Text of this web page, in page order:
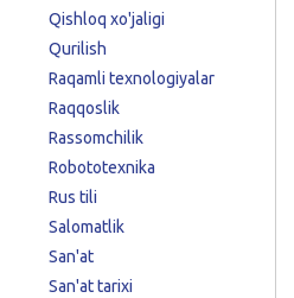
Qishloq xo'jaligi
Qurilish
Raqamli texnologiyalar
Raqqoslik
Rassomchilik
Robototexnika
Rus tili
Salomatlik
San'at
San'at tarixi